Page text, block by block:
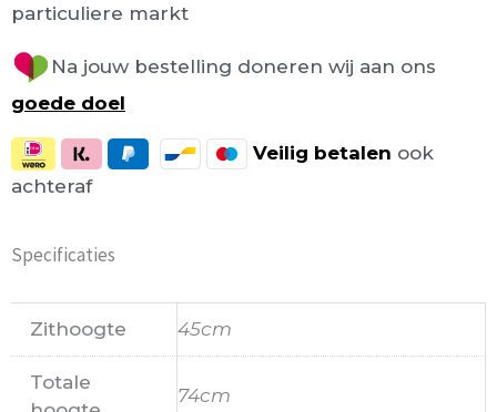
particuliere markt
Na jouw bestelling doneren wij aan ons
goede doel
Veilig betalen ook
achteraf
Specificaties
Zithoogte 45cm
Totale
74cm